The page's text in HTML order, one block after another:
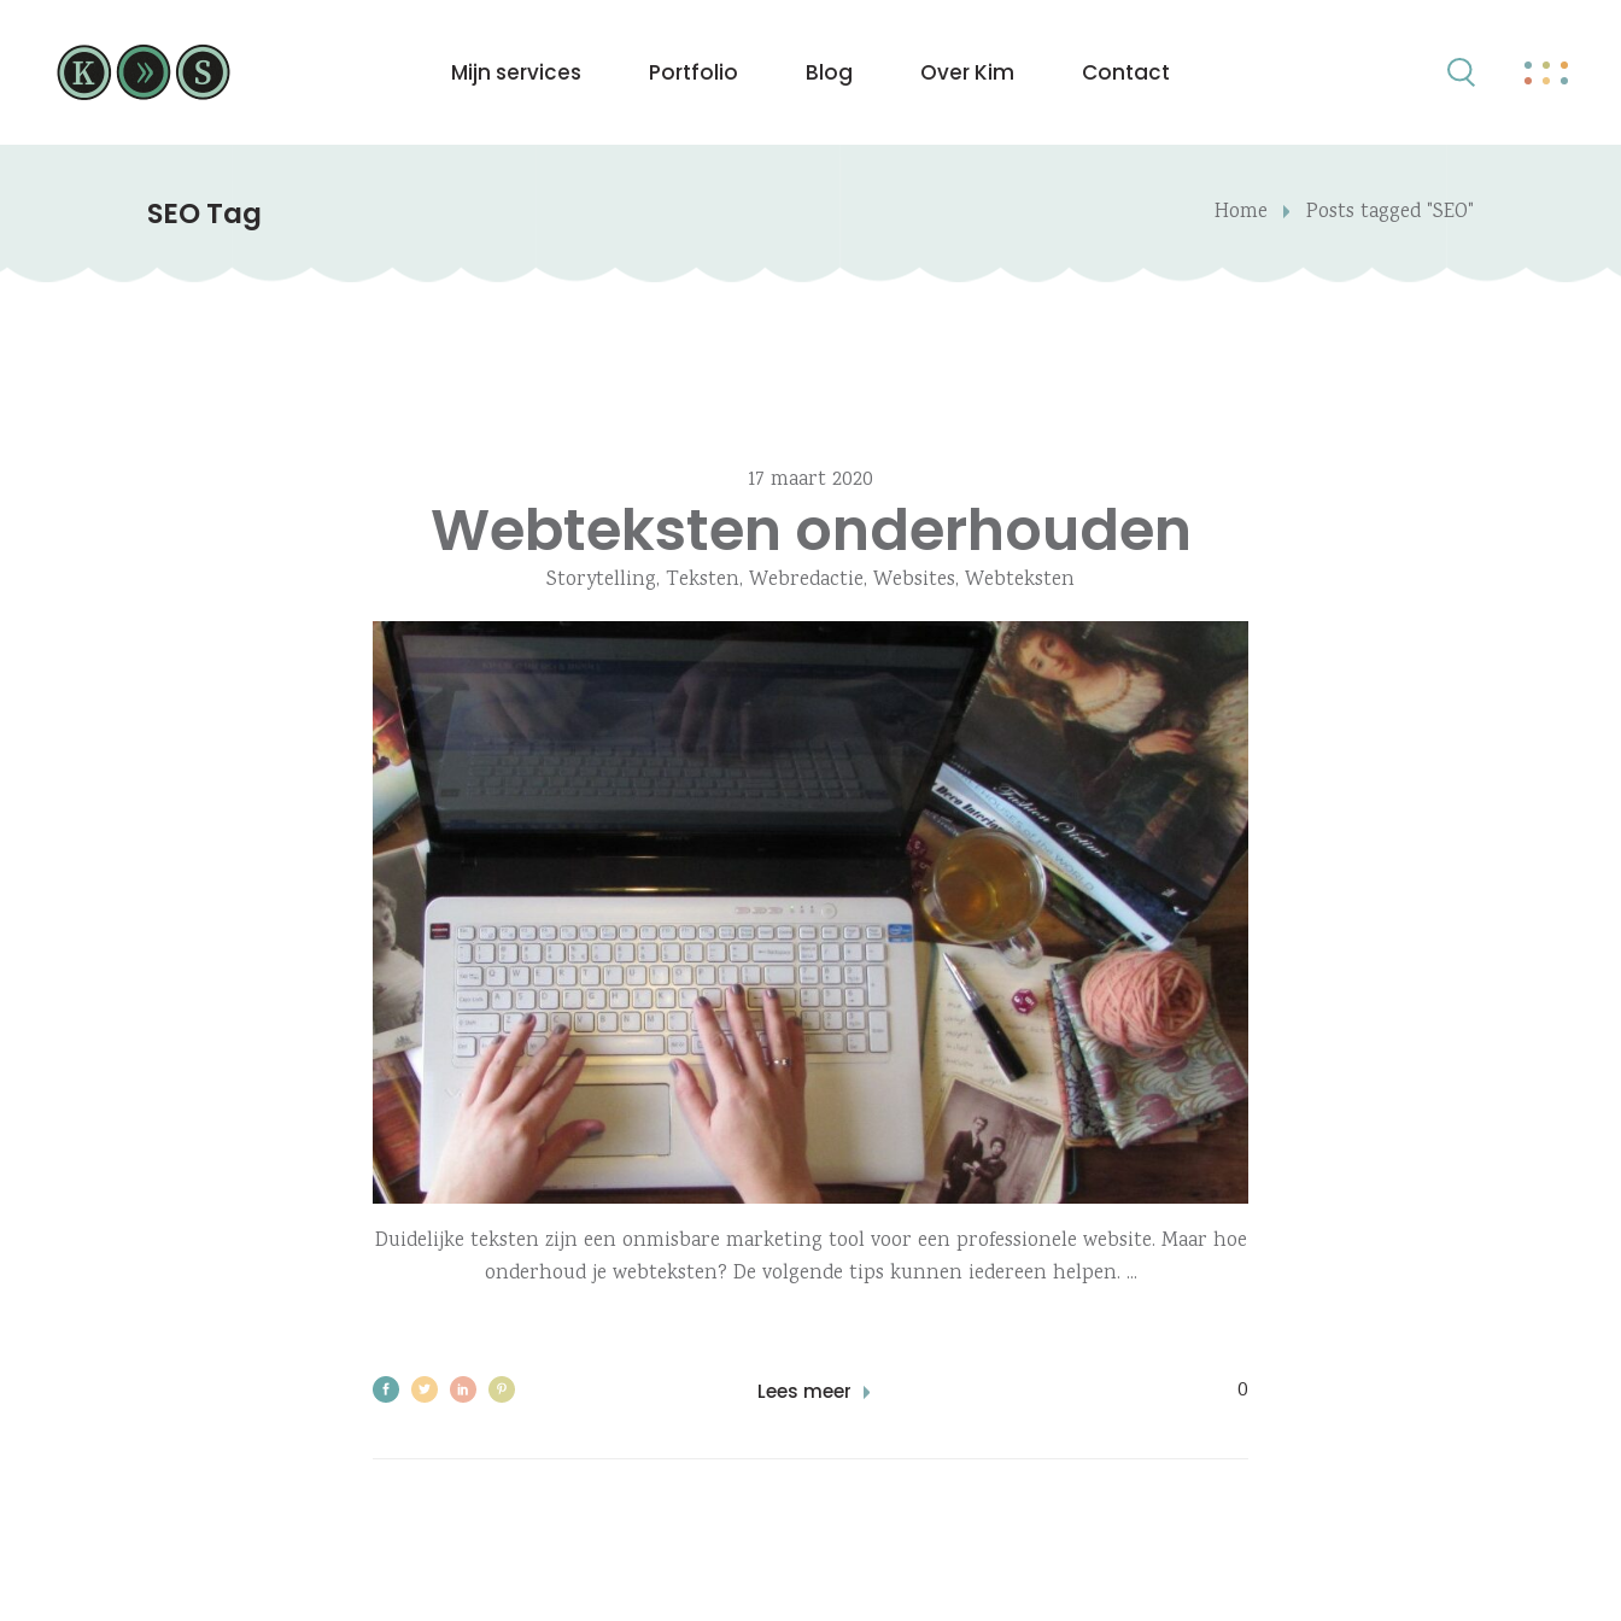
Mijn services Portfolio Blog Over Kim Contact
SEO Tag Home Posts tagged "SEO"
17 maart 2020
Webteksten onderhouden
Storytelling, Teksten, Webredactie, Websites, Webteksten
Duidelijke teksten zijn een onmisbare marketing tool voor een professionele website. Maar hoe
onderhoud je webteksten? De volgende tips kunnen iedereen helpen.
Lees meer 0